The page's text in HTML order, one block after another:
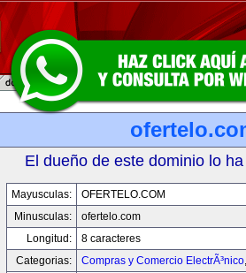
El dueño de este dominio lo
Mayusculas:
OFERTELO.COM
Minusculas:
ofertelo.com
Longitud:
8 caracteres
Categorias:
Compras y Comercio ElectrÃ³nico